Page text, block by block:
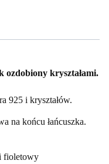
ozdobiony kryształami.
925 i kryształów.
na końcu łańcuszka.
fioletowy